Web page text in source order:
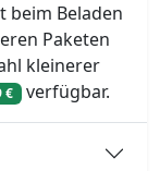
beim Beladen
Paketen
kleinerer
€ verfügbar.